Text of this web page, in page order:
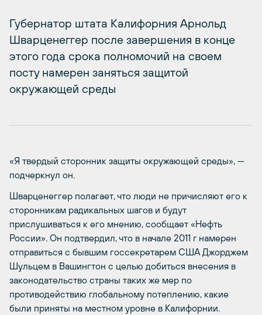
Губернатор штата Калифорния Арнольд
Шварценеггер после завершения в конце
этого года срока полномочий на своем
посту намерен заняться защитой
окружающей среды
«Я твердый сторонник защиты окружающей среды», —
подчеркнул он.
Шварценеггер полагает, что люди не причисляют его к
сторонникам радикальных шагов и будут
прислушиваться к его мнению, сообщает «Нефть
России». Он подтвердил, что в начале 2011 г намерен
отправиться с бывшим госсекретарем США Джорджем
Шульцем в Вашингтон с целью добиться внесения в
законодательство страны таких же мер по
противодействию глобальному потеплению, какие
были приняты на местном уровне в Калифорнии.